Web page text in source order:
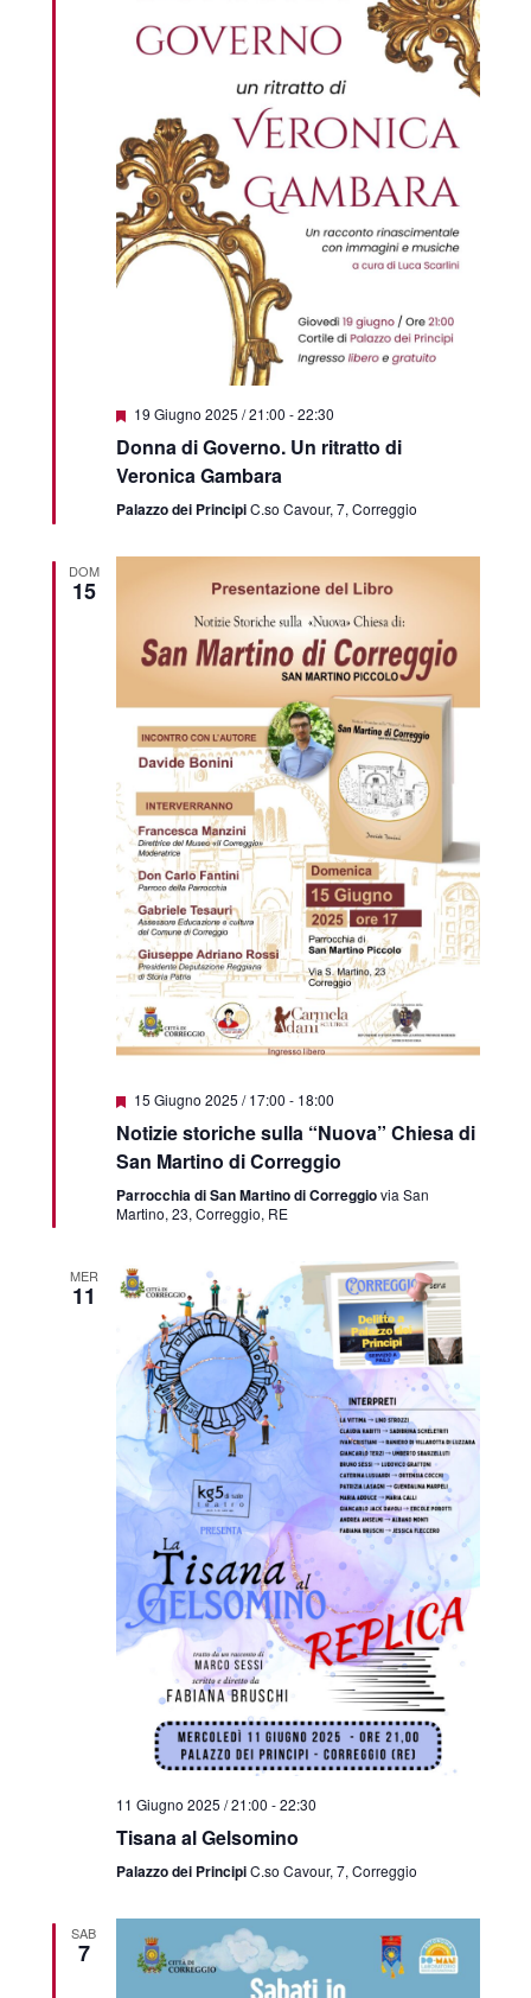
Segnalati
19 Giugno 2025 / 21:00 -22:30
Donna di Governo. Un ritratto di
Veronica Gambara
Palazzo dei PrincipiC.so Cavour, 7, Correggio
DOM
15
Segnalati
15 Giugno 2025 / 17:00 - 18:00
Notizie storiche sulla “Nuova” Chiesa di
San Martino di Correggio
Parrocchia di San Martino di Correggiovia San
Martino, 23, Correggio, RE
MER
11
11 Giugno 2025 / 21:00 -22:30
Tisana al Gelsomino
Palazzo dei PrincipiC.so Cavour, 7, Correggio
SAB
7